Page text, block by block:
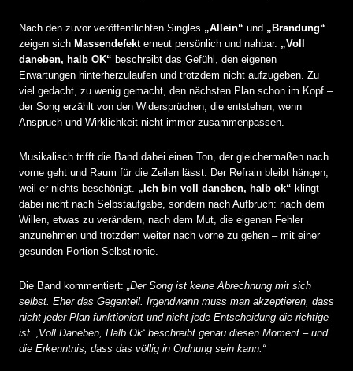
Nach den zuvor veröffentlichten Singles „Allein“ und „Brandung“
zeigen sich Massendefekterneut persönlich und nahbar. „Voll
daneben, halb OK“ beschreibt das Gefühl, den eigenen
Erwartungen hinterherzulaufen und trotzdem nicht aufzugeben. Zu
viel gedacht, zu wenig gemacht, den nächsten Plan schon im Kopf –
der Song erzählt von den Widersprüchen, die entstehen, wenn
Anspruch und Wirklichkeit nicht immer zusammenpassen.
Musikalisch trifft die Band dabei einen Ton, der gleichermaßen nach
vorne geht und Raum für die Zeilen lässt. Der Refrain bleibt hängen,
weil er nichts beschönigt. „Ich bin voll daneben, halb ok“ klingt
dabei nicht nach Selbstaufgabe, sondern nach Aufbruch: nach dem
Willen, etwas zu verändern, nach dem Mut, die eigenen Fehler
anzunehmen und trotzdem weiter nach vorne zu gehen – mit einer
gesunden Portion Selbstironie.
Die Band kommentiert: „Der Song ist keine Abrechnung mit sich
selbst. Eher das Gegenteil. Irgendwann muss man akzeptieren, dass
nicht jeder Plan funktioniert und nicht jede Entscheidung die richtige
ist. ‚Voll Daneben, Halb Ok‘ beschreibt genau diesen Moment – und
die Erkenntnis, dass das völlig in Ordnung sein kann.“